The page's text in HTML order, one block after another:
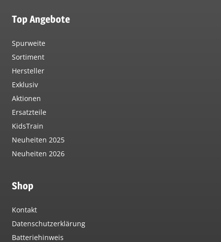
Top Angebote
Spurweite
Sortiment
Hersteller
Exklusiv
Aktionen
Ersatzteile
KidsTrain
Neuheiten 2025
Neuheiten 2026
Shop
Kontakt
Datenschutzerklärung
Batteriehinweis